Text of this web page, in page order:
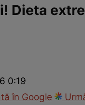
Dieta
0:19
în Google